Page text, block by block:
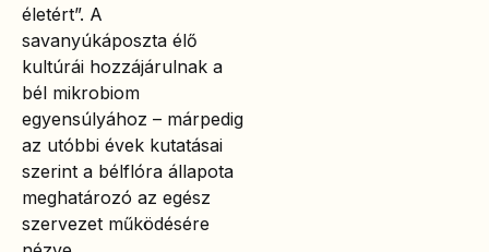
életért”. A
savanyúkáposzta élő
kultúrái hozzájárulnak a
bél mikrobiom
egyensúlyához – márpedig
az utóbbi évek kutatásai
szerint a bélflóra állapota
meghatározó az egész
szervezet működésére